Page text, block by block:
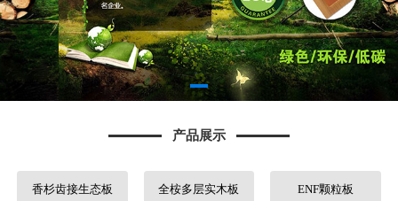
产品展示
香杉齿接生态板 全桉多层实木板 ENF颗粒板
新闻资讯
产品展示
厂容厂貌
营销网络